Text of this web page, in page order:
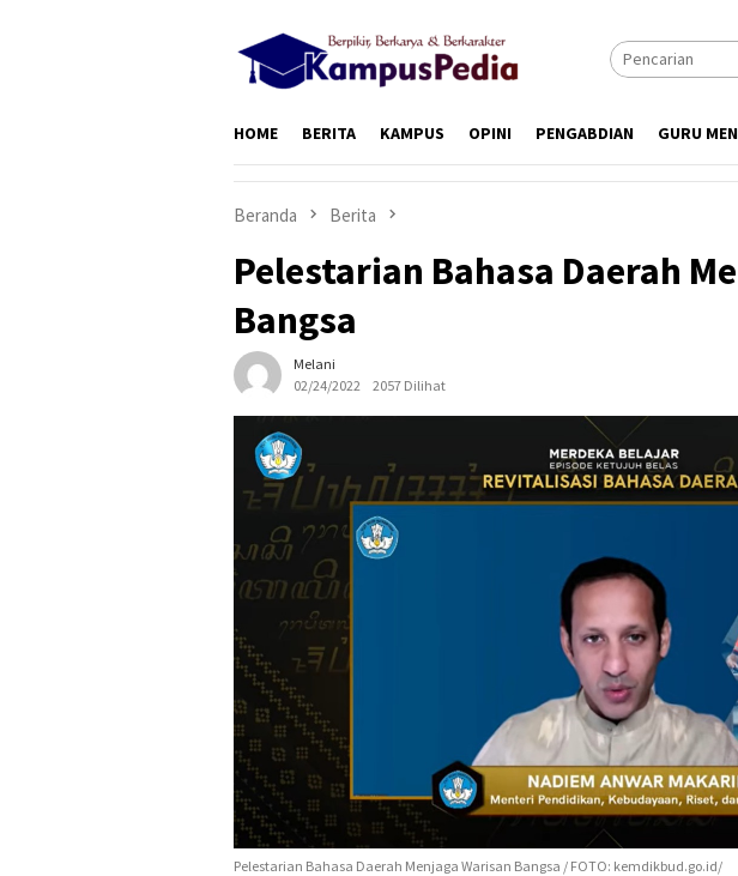
HOME BERITA KAMPUS OPINI PENGABDIAN GURU
Beranda Berita
Pelestarian Bahasa Daerah
Bangsa
Melani
02/24/2022
2057 Dilihat
Pelestarian Bahasa Daerah Menjaga Warisan Bangsa / FOTO: kemdikbud.go.id/